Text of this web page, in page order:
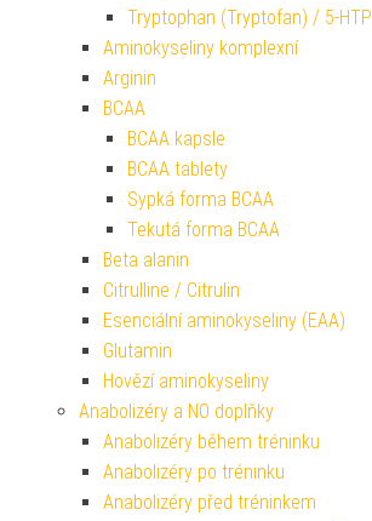
Tryptophan (Tryptofan) / 5-HTP
Aminokyseliny komplexní
Arginin
BCAA
BCAA kapsle
BCAA tablety
Sypká forma BCAA
Tekutá forma BCAA
Beta alanin
Citrulline / Citrulin
Esenciální aminokyseliny (EAA)
Glutamin
Hovězí aminokyseliny
Anabolizéry a NO doplňky
Anabolizéry během tréninku
Anabolizéry po tréninku
Anabolizéry před tréninkem